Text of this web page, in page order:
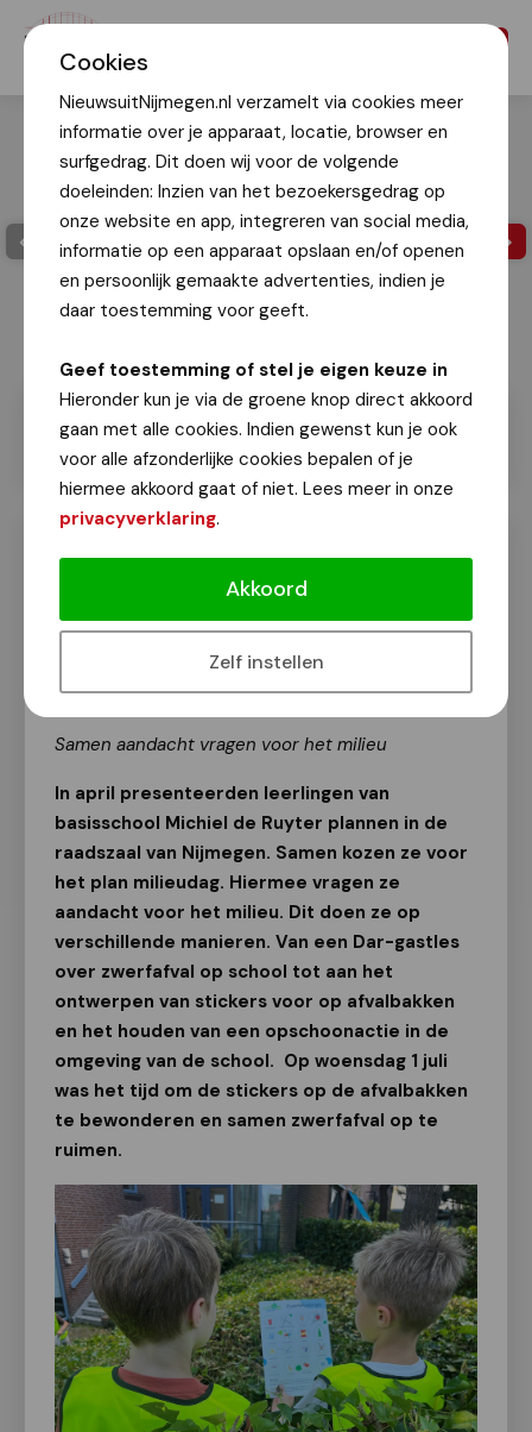
Cookies
NieuwsuitNijmegen.nl verzamelt via cookies meer
informatie over je apparaat, locatie, browser en
surfgedrag. Dit doen wij voor de volgende
doeleinden: Inzien van het bezoekersgedrag op
onze website en app, integreren van social media,
informatie op een apparaat opslaan en/of openen
en persoonlijk gemaakte advertenties, indien je
daar toestemming voor geeft.
Geef toestemming of stel je eigen keuze in
Hieronder kun je via de groene knop direct akkoord
gaan met alle cookies. Indien gewenst kun je ook
voor alle afzonderlijke cookies bepalen of je
hiermee akkoord gaat of niet. Lees meer in onze
privacyverklaring.
Akkoord
Zelf instellen
Kinderraad en leerlingen van
basisschool Michiel de Ruyter houden
milieudag
Van onze redactie
1 juli 2026
Samen aandacht vragen voor het milieu
In april presenteerden leerlingen van
basisschool Michiel de Ruyter plannen in de
raadszaal van Nijmegen. Samen kozen ze voor
het plan milieudag. Hiermee vragen ze
aandacht voor het milieu. Dit doen ze op
verschillende manieren. Van een Dar-gastles
over zwerfafval op school tot aan het
ontwerpen van stickers voor op afvalbakken
en het houden van een opschoonactie in de
omgeving van de school. Op woensdag 1 juli
was het tijd om de stickers op de afvalbakken
te bewonderen en samen zwerfafval op te
ruimen.